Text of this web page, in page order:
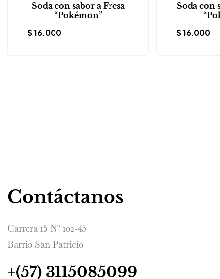
Soda con sabor a Fresa
“Pokémon”
$16.000
Soda con
$16.000
Contáctanos
Carrera 15 N° 102-45
Barrio San Patricio
+(57) 3115085099